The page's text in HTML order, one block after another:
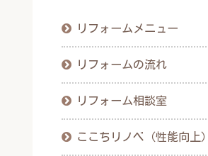
リフォームメニュー
リフォームの流れ
リフォーム相談室
ここちリノベ（性能向上）